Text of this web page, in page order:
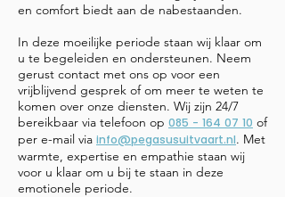
en comfort biedt aan de nabestaanden.
​In deze moeilijke periode staan wij klaar om
u te begeleiden en ondersteunen. Neem
gerust contact met ons op voor een
vrijblijvend gesprek of om meer te weten te
komen over onze diensten. Wij zijn 24/7
bereikbaar via telefoon op 085 - 164 07 10 of
per e-mail via info@pegasusuitvaart.nl. Met
warmte, expertise en empathie staan wij
voor u klaar om u bij te staan in deze
emotionele periode.